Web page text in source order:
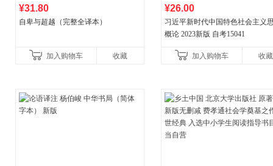
¥31.80
自卑与超越（完整全译本）
加入购物车 收藏
¥26.00
习近平新时代中国特色社会主义
概论 2023新版 自考15041
加入购物车 收藏